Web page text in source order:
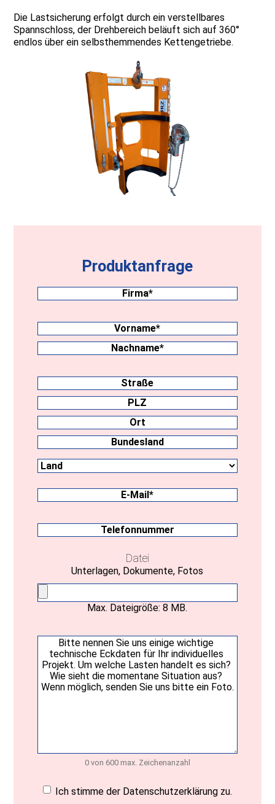
Die Lastsicherung erfolgt durch ein verstellbares
Spannschloss, der Drehbereich beläuft sich auf 360°
endlos über ein selbsthemmendes Kettengetriebe.
Produktanfrage
Firma(erforderlich)
Nachname(erforderlich)
Vorname
Anschrift
Straße
PLZ
Ort
E-
Mail(erforderlich)
Telefonnummer
Datei
Unterlagen, Dokumente, Fotos
Max. Dateigröße: 8 MB.
Ihre
Nachricht(erforderlich)
0 von 600 max. Zeichenanzahl
Einwilligung(erforderlich)
Ich stimme der Datenschutzerklärung zu.